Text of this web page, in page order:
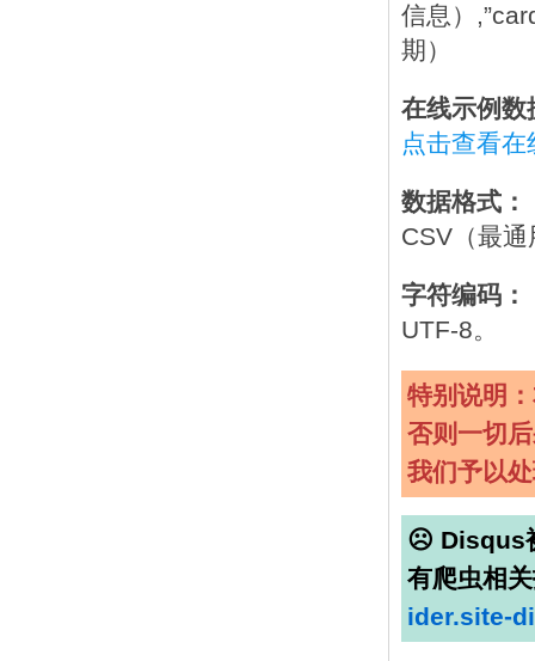
信息）
期）
在线示例数
点击查看
数据格式：
CSV（最
字符编码：
UTF-8。
特别说明
否则一切
我们予以
☹ Disqus
有爬虫相
ider.site-